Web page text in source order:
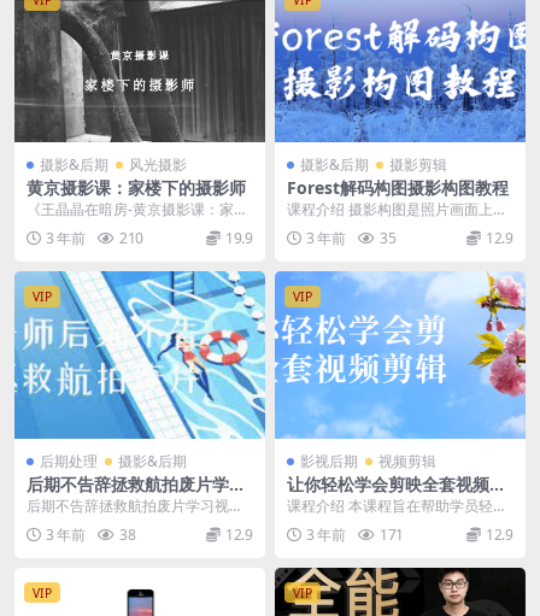
摄影&后期 风光摄影
黄京摄影课：家楼下的摄影师
《王晶晶在暗房-黄京摄影课：家楼
下的摄影师》 王晶晶在暗房-黄京摄
影课：家楼下的...
3 年前 210 19.9
摄影&后期 摄影剪辑
Forest解码构图摄影构图教程
课程介绍 摄影构图是照片画面上的
布局、结构。其具体含义是运用相
机镜头的成像特征和...
3 年前 35 12.9
VIP
后期处理 摄影&后期
后期不告辞拯救航拍废片学习
视频教程
后期不告辞拯救航拍废片学习视频
教程 课程介绍 本课程将教授如何使
用后期制作技术，...
3 年前 38 12.9
VIP
影视后期 视频剪辑
让你轻松学会剪映全套视频剪
辑
课程介绍 本课程旨在帮助学员轻松
掌握剪映视频剪辑的全套技能，包
括基础剪辑、特效添...
3 年前 171 12.9
VIP VIP